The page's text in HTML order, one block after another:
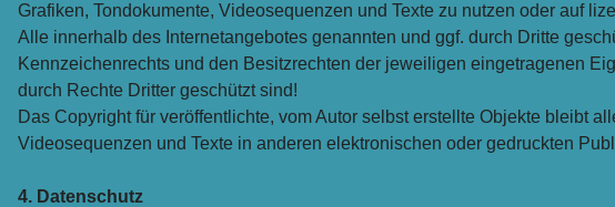
Grafiken, Tondokumente, Videosequenzen und Texte zu nutzen oder auf
Alle innerhalb des Internetangebotes genannten und ggf. durch Dritte
Kennzeichenrechts und den Besitzrechten der jeweiligen eingetragenen
durch Rechte Dritter geschützt sind!
Das Copyright für veröffentlichte, vom Autor selbst erstellte Objekte bleibt
Videosequenzen und Texte in anderen elektronischen oder gedruckten
4. Datenschutz